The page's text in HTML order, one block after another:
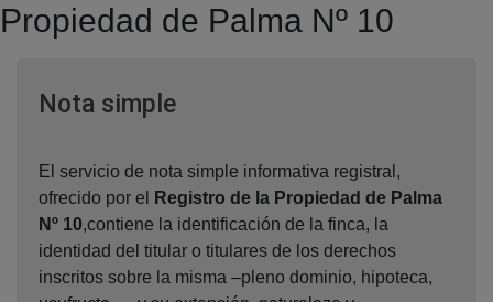
Propiedad de Palma Nº 10
Nota simpleVentana nueva
El servicio de nota simple informativa registral,
ofrecido por el
Registro de la Propiedad de Palma
Nº 10,contiene la identificación de la finca, la
identidad del titular o titulares de los derechos
inscritos sobre la misma –pleno dominio, hipoteca,